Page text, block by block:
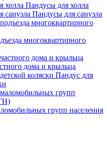
Пандусы для холла
Пандусы для санузла
многоквартирного
дома и крыльца
Пандус для
групп населения